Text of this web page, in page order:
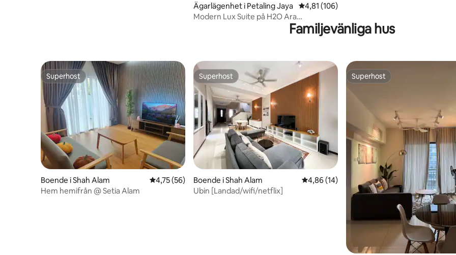
Ägarlägenhet i Petaling Jaya 4,81 av 5 i genomsnittligt betyg, 106
4,81 (106)
Modern Lux Suite på H2O Ara
Familjevänliga hus
Superhost
Superhost
Boende i Shah Alam 4,75 av 5 i genomsnittligt betyg, 56 omdömen
4,75 (56)
Hem hemifrån @ Setia Alam
Superhost
Superhost
Boende i Shah Alam 4,86 av 5 i genomsnittligt betyg, 14
4,86 (14)
Ubin [Landad/wifi/netflix]
Superhost
Superhost